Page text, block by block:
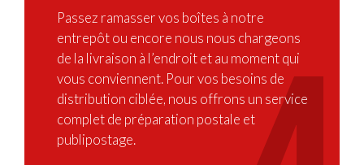
Passez ramasser vos boîtes à notre
entrepôt ou encore nous nous chargeons
de la livraison à l’endroit et au moment qui
vous conviennent. Pour vos besoins de
distribution ciblée, nous offrons un service
complet de préparation postale et
publipostage.